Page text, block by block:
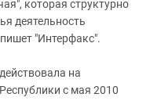
которая структурно
деятельность
"Интерфакс".
на
с мая 2010